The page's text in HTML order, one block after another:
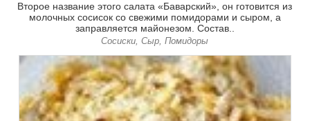
Второе название этого салата «Баварский», он готовится из
молочных сосисок со свежими помидорами и сыром, а
заправляется майонезом. Состав..
Сосиски, Сыр, Помидоры